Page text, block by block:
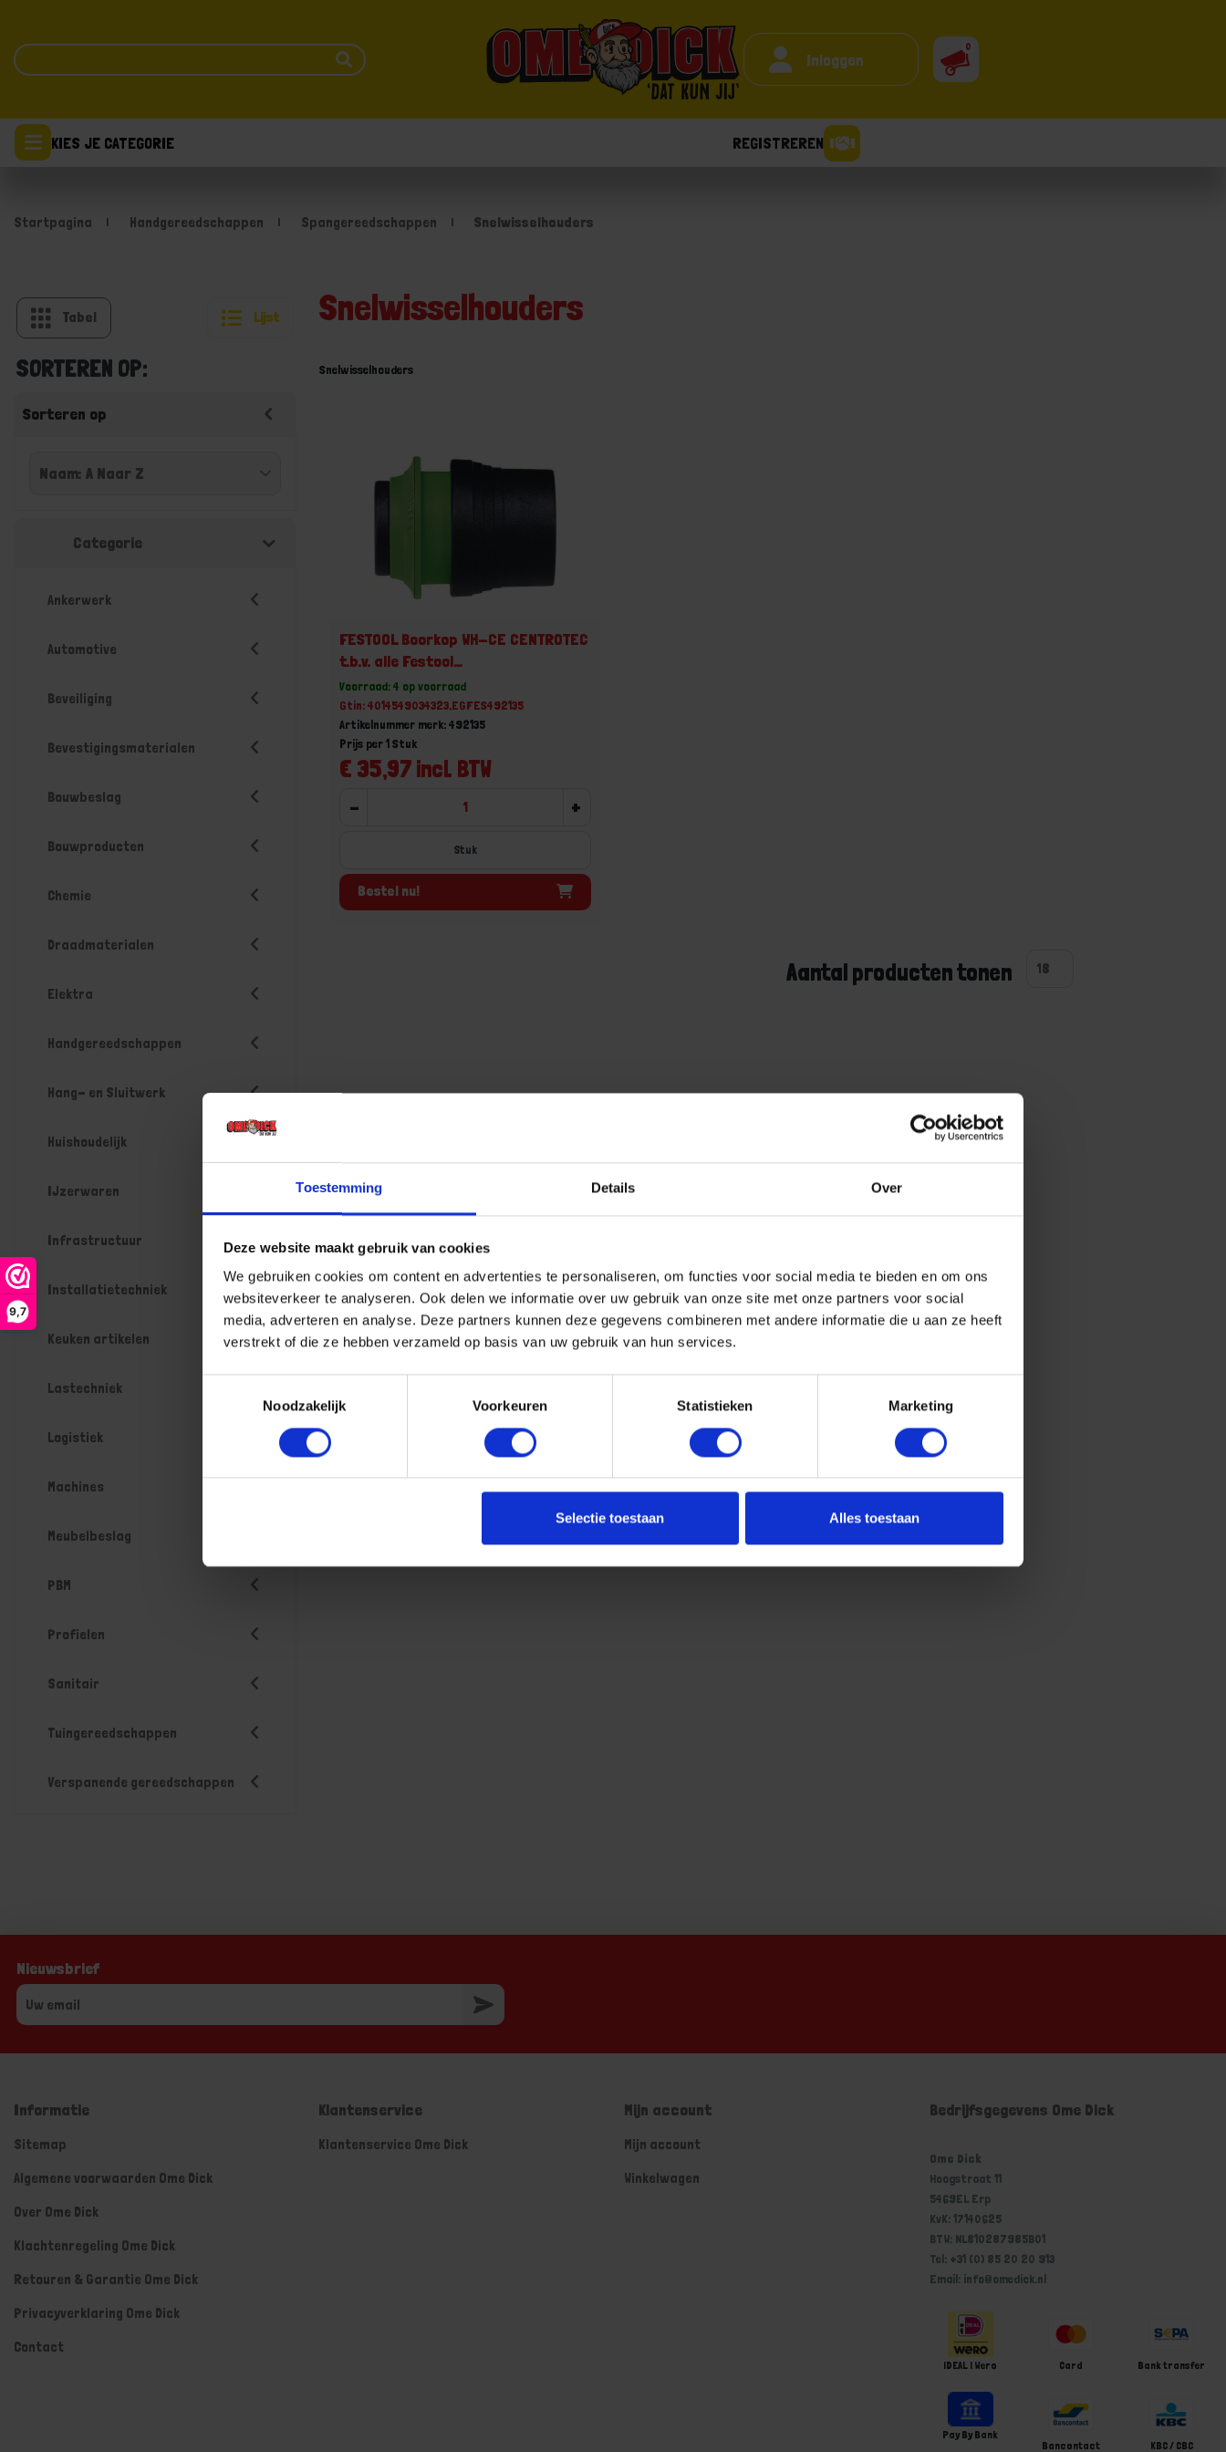
Toestemming Details Over
Deze website maakt gebruik van cookies
We gebruiken cookies om content en advertenties te personaliseren, om functies voor social media te bieden en om ons
websiteverkeer te analyseren. Ook delen we informatie over uw gebruik van onze site met onze partners voor social
media, adverteren en analyse. Deze partners kunnen deze gegevens combineren met andere informatie die u aan ze heeft
verstrekt of die ze hebben verzameld op basis van uw gebruik van hun services.
Noodzakelijk
Voorkeuren Statistieken Marketing
Selectie toestaan Alles toestaan
9,7
Inloggen
0
KIES JE CATEGORIE REGISTREREN
Startpagina Handgereedschappen Spangereedschappen Snelwisselhouders
Tabel Lijst
SORTEREN OP:
Sorteren op
Categorie
Ankerwerk
Automotive
Beveiliging
Bevestigingsmaterialen
Bouwbeslag
Bouwproducten
Chemie
Draadmaterialen
Elektra
Handgereedschappen
Hang- en Sluitwerk
Huishoudelijk
IJzerwaren
Infrastructuur
Installatietechniek
Keuken artikelen
Lastechniek
Logistiek
Machines
Meubelbeslag
PBM
Profielen
Sanitair
Tuingereedschappen
Verspanende gereedschappen
Snelwisselhouders
Snelwisselhouders
FESTOOL Boorkop WH-CE CENTROTEC
t.b.v. alle Festool
accuschroefboormachines met
FastFix aansluiting
Voorraad: 4 op voorraad
Gtin: 4014549034323,EGFES492135
Artikelnummer merk: 492135
€ 35,97 incl. BTW
Prijs per 1 Stuk
- +
Stuk
Bestel nu!
Aantal producten tonen
Nieuwsbrief
Informatie
Sitemap
Algemene voorwaarden Ome Dick
Over Ome Dick
Klachtenregeling Ome Dick
Retouren & Garantie Ome Dick
Privacyverklaring Ome Dick
Contact
Klantenservice
Klantenservice Ome Dick
Mijn account
Mijn account
Winkelwagen
Bedrijfsgegevens Ome Dick
Ome Dick
Hoogstraat 11
5469EL Erp
KvK: 17140625
BTW: NL810287985B01
Tel: +31 (0) 85 20 20 913
Email: info@omedick.nl
iDEAL | Wero Card Bank transfer
Pay By Bank
Bancontact
KBC / CBC